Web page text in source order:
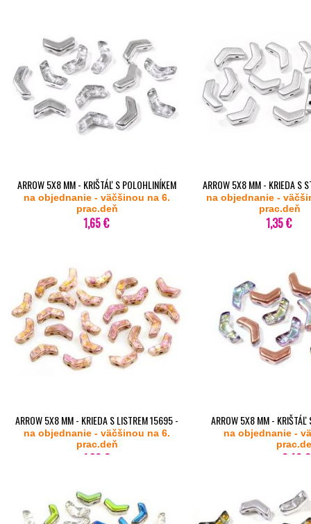
ARROW 5X8 MM - KRIŠTÁĽ S POLOHLINÍKEM
27001 (LABRADOR) - 20KS
na objednanie - väčšinou na 6.
prac.deň
1,65 €
ARROW 5X8 MM - KRIEDA S
DEKOREM 01700 -
na objednanie -
prac.deň
1,35 €
ARROW 5X8 MM - KRIEDA S LISTREM 15695 -
20KS
na objednanie - väčšinou na 6.
prac.deň
1,80 €
ARROW 5X8 MM -
20KS
na objednanie -
2,40 €